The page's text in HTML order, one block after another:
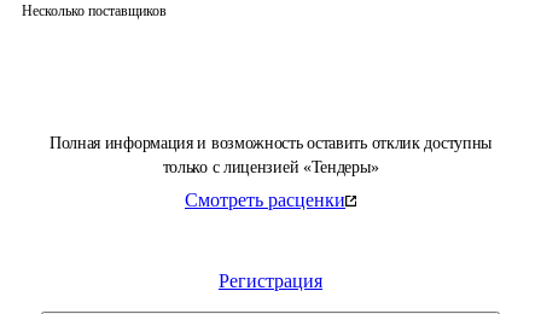
Полная информация и возможность оставить отклик доступны
только с лицензией «Тендеры»
Смотреть расценки
Регистрация
Несколько поставщиков